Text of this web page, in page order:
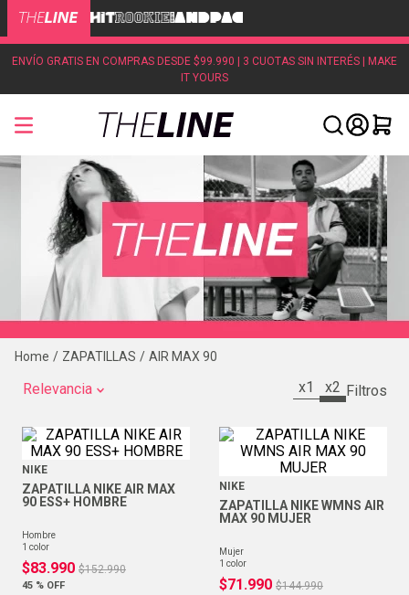
ENVÍO GRATIS EN COMPRAS DESDE $99.990 | 3 CUOTAS SIN INTERÉS | MAKE
IT YOURS
ZAPATILLAS AIR MAX 90
Relevancia x1 x2
NIKE
ZAPATILLA NIKE AIR MAX
90 ESS+ HOMBRE
hombre
1 color
$83.990 $152.990
45 % OFF
NIKE
ZAPATILLA NIKE WMNS AIR
MAX 90 MUJER
mujer
1 color
$71 .990 $144.990